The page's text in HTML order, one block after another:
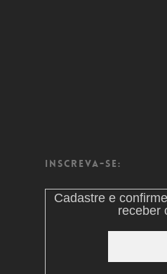
Inscreva-se:
Cadastre e
receber